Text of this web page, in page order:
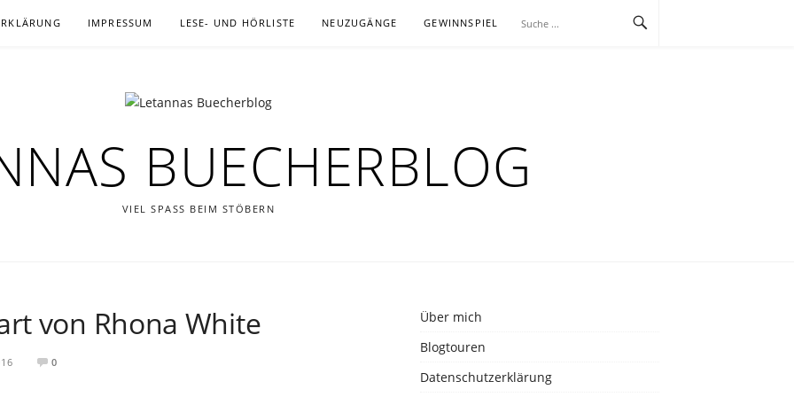
IMPRESSUM LESE- UND HÖRLISTE NEUZUGÄNGE GEWINNSPIEL
BUECHERBLOG
VIEL SPASS BEIM STÖBERN
von Rhona White
0
Über mich
Blogtouren
Datenschutzerklärung